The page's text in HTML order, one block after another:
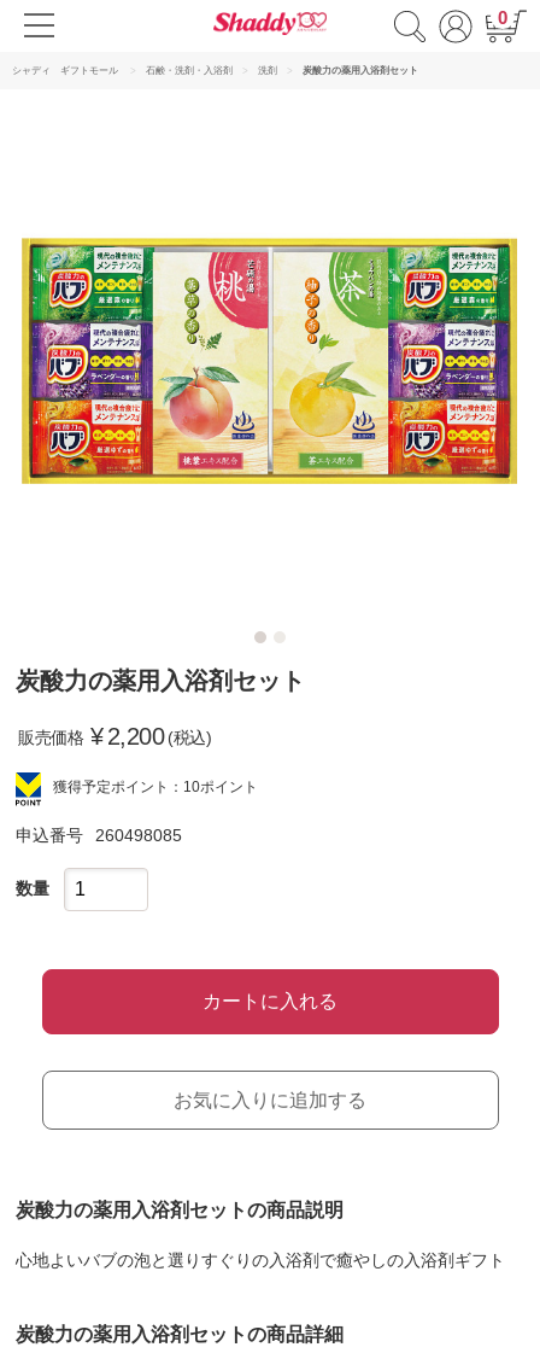
0
シャディ ギフトモール 石鹸・洗剤・入浴剤 洗剤 炭酸力の薬用入浴剤セット
炭酸力の薬用入浴剤セット
販売価格 ¥2,200 (税込)
獲得予定ポイント：10ポイント
申込番号 260498085
数量
カートに入れる
お気に入りに追加する
炭酸力の薬用入浴剤セットの商品説明
心地よいバブの泡と選りすぐりの入浴剤で癒やしの入浴剤ギフト
炭酸力の薬用入浴剤セットの商品詳細